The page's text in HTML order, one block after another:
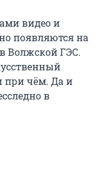
видео и
появляются на
Волжской ГЭС.
при чём. Да и
в